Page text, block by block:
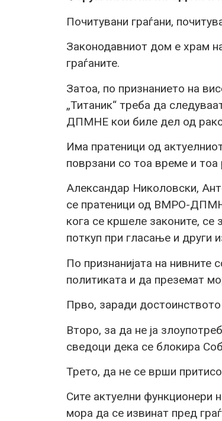
Почитувани граѓани,
Законодавниот дом е храм
граѓаните.
Затоа, по признанието на
„Титаник“ треба да
ДПМНЕ кои биле дел од
Има пратеници од
поврзани со тоа време и тоа
Александар Николовски,
се пратеници од ВМРО-
кога се кршеле законите, се
поткуп при гласање и други
По признанијата на нивните
политиката и да преземат
Прво, заради достоинството
Второ, за да не ја
сведоци дека се блокира
Трето, да не се врши
Сите актуелни
мора да се извинат пред